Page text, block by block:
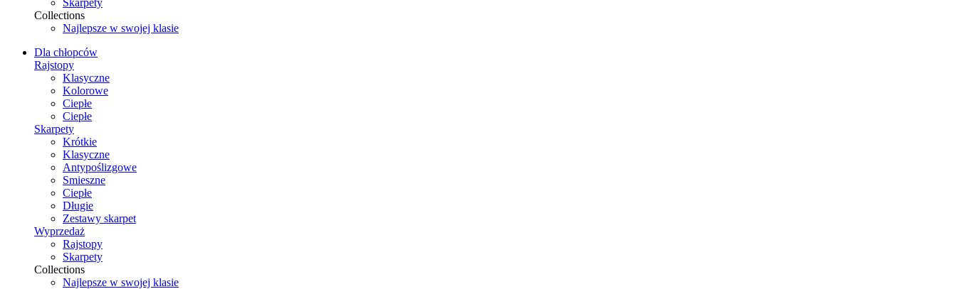
Skarpety
Collections
Najlepsze w swojej klasie
Dla chłopców
Rajstopy
Klasyczne
Kolorowe
Ciepłe
Ciepłe
Skarpety
Krótkie
Klasyczne
Antypoślizgowe
Smieszne
Ciepłe
Długie
Zestawy skarpet
Wyprzedaż
Rajstopy
Skarpety
Collections
Najlepsze w swojej klasie